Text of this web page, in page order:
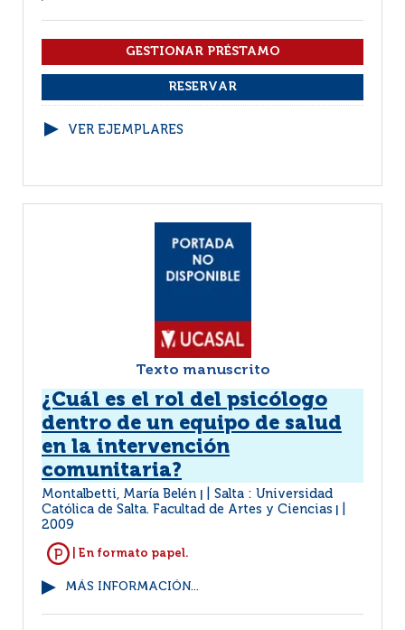
VER EJEMPLARES
Texto manuscrito
¿Cuál es el rol del psicólogo
dentro de un equipo de salud
en la intervención
comunitaria?
Montalbetti, María Belén
Salta : Universidad
Católica de Salta. Facultad de Artes y Ciencias
2009
| En formato papel.
MÁS INFORMACIÓN...